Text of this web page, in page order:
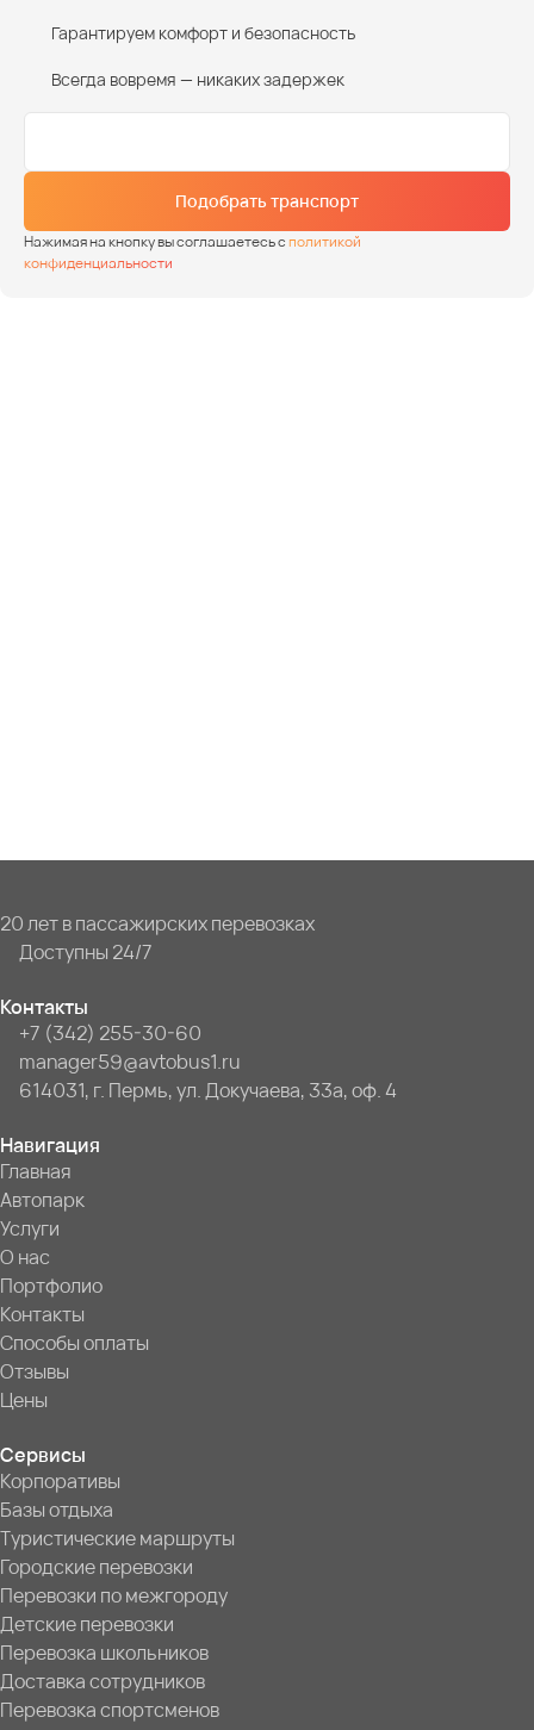
Гарантируем комфорт и безопасность
Всегда вовремя — никаких задержек
Подобрать транспорт
Нажимая на кнопку вы соглашаетесь сполитикой
конфиденциальности
20 лет в пассажирских перевозках
Доступны 24/7
Контакты
+7 (342) 255-30-60
manager59@avtobus1.ru
614031, г. Пермь, ул. Докучаева, 33а, оф. 4
Навигация
Главная
Автопарк
Услуги
О нас
Портфолио
Контакты
Способы оплаты
Отзывы
Цены
Сервисы
Корпоративы
Базы отдыха
Туристические маршруты
Городские перевозки
Перевозки по межгороду
Детские перевозки
Перевозка школьников
Доставка сотрудников
Перевозка спортсменов